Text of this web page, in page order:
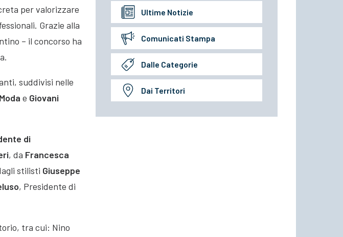
per valorizzare
Grazie alla
– il concorso ha
suddivisi nelle
e Giovani
di
, da Francesca
stilisti Giuseppe
, Presidente di
tra cui: Nino
Ultime Notizie
Comunicati Stampa
Dalle Categorie
Dai Territori